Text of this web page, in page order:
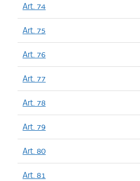
Art. 74
Art. 75
Art. 76
Art. 77
Art. 78
Art. 79
Art. 80
Art. 81